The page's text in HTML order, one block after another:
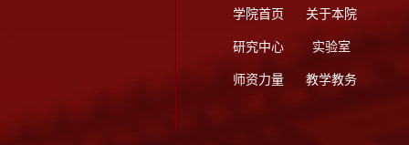
学院首页 关于本院
研究中心 实验室
师资力量 教学教务